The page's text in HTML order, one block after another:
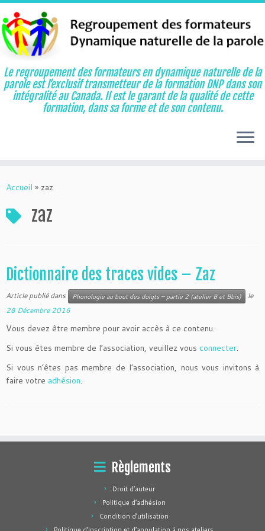
au
Le regroupement des formateurs en dynamique naturelle de la
parole est l’exclusif transmetteur de la formation DNP dans son
intégralité au Canada. Il est le garant de la qualité de cette
formation, dans sa forme et de son contenu.
Accueil » zaz
zaz
Dictionnaire des traces vides – Zaz
Article publié dans Phonologie au bout des doigts – partie 2 (atelier B et Bbis)
le
28 Décembre 2016
Vous devez être membre pour avoir accès à ce contenu.
Si vous êtes membre de l’association, veuillez vous connecter.
Si vous n’êtes pas membre de l’association, nous vous invitons à
faire votre adhésion.
Règlements
Droit d’auteur
Politique d’adhésion
Condition d’utilisation